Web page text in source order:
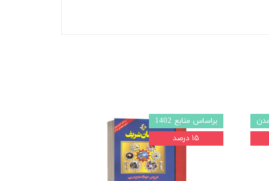
براساس منابع 1402
۱۵ درصد